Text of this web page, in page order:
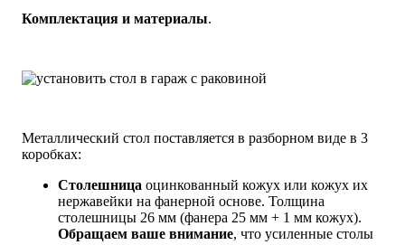
Комплектация и материалы.
Металлический стол поставляется в разборном виде в 3
коробках:
Столешница оцинкованный кожух или кожух их
нержавейки на фанерной основе. Толщина
столешницы 26 мм (фанера 25 мм + 1 мм кожух).
Обращаем ваше внимание, что усиленные столы